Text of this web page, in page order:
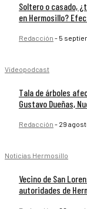
Soltero o casado,
en Hermosillo?
Redacción - 5
Videopodcast
Tala de árboles
Gustavo Dueñas,
Redacción - 29
Noticias Hermosillo
Vecino de San
autoridades de